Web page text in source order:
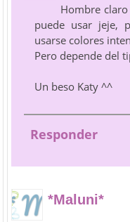
Hombre
puede usar jeje,
usarse colores
Pero depende del
Un beso Katy ^^
Responder
*Maluni*